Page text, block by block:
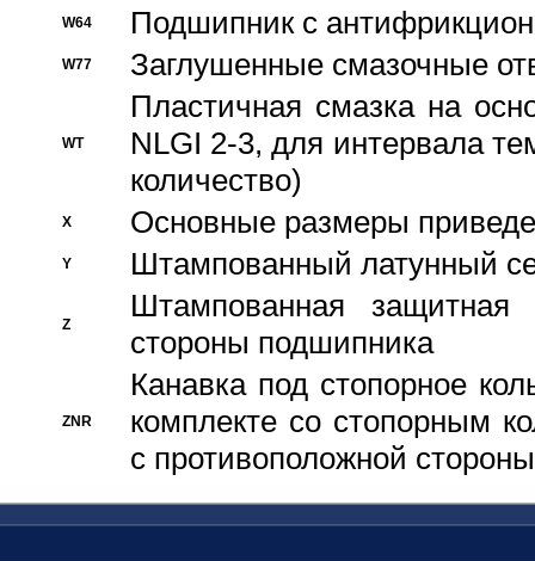
W64 Подшипник с
W77 Заглушенные смазочные
WT
Пластичная смазка на
NLGI 2-3, для интервала
количество)
X Основные размеры
Y Штампованный латунный
Z
Штампованная
стороны подшипника
ZNR
Канавка под стопорное
комплекте со стопорным
с противоположной стороны